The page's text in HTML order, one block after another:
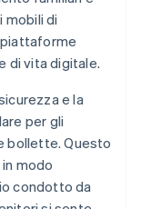
mobili di
di vita digitale.
e la
per gli
bollette. Questo
modo
condotto da